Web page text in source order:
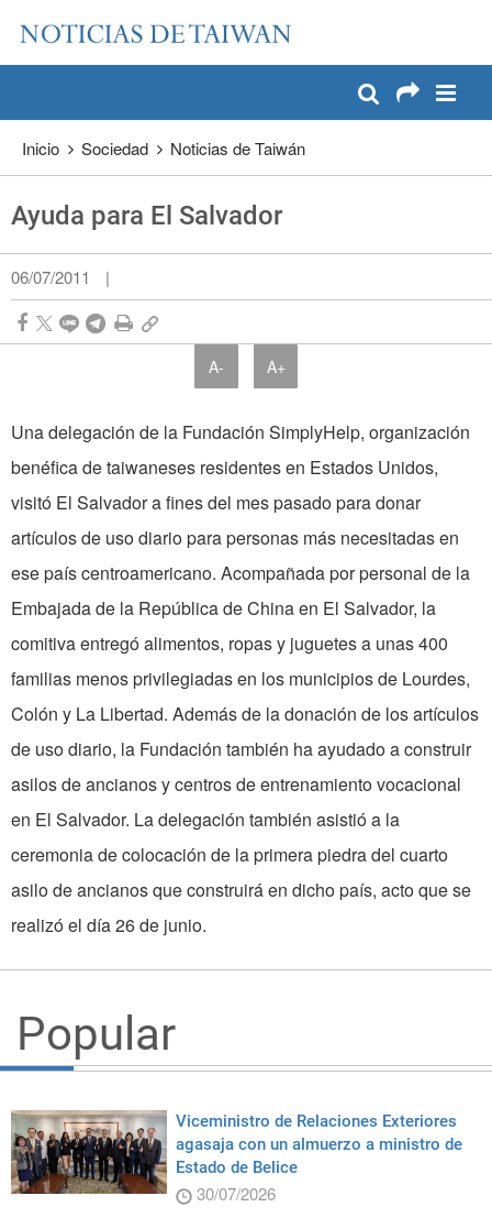
Pase a contenido principal
Inicio Sociedad Noticias de Taiwán
Ayuda para El Salvador
06/07/2011 |
A- A+
Una delegación de la Fundación SimplyHelp, organización
benéfica de taiwaneses residentes en Estados Unidos,
visitó El Salvador a fines del mes pasado para donar
artículos de uso diario para personas más necesitadas en
ese país centroamericano. Acompañada por personal de la
Embajada de la República de China en El Salvador, la
comitiva entregó alimentos, ropas y juguetes a unas 400
familias menos privilegiadas en los municipios de Lourdes,
Colón y La Libertad. Además de la donación de los artículos
de uso diario, la Fundación también ha ayudado a construir
asilos de ancianos y centros de entrenamiento vocacional
en El Salvador. La delegación también asistió a la
ceremonia de colocación de la primera piedra del cuarto
asilo de ancianos que construirá en dicho país, acto que se
realizó el día 26 de junio.
Popular
Viceministro de Relaciones Exteriores
agasaja con un almuerzo a ministro de
Estado de Belice
30/07/2026